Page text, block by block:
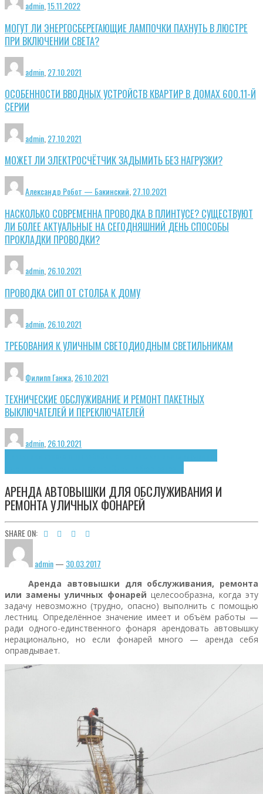
admin 15.11.2022
МОГУТ ЛИ ЭНЕРГОСБЕРЕГАЮЩИЕ ЛАМПОЧКИ ПАХНУТЬ В ЛЮСТРЕ
ПРИ ВКЛЮЧЕНИИ СВЕТА?
admin 27.10.2021
ОСОБЕННОСТИ ВВОДНЫХ УСТРОЙСТВ КВАРТИР В ДОМАХ 600.11-Й
СЕРИИ
admin 27.10.2021
МОЖЕТ ЛИ ЭЛЕКТРОСЧЁТЧИК ЗАДЫМИТЬ БЕЗ НАГРУЗКИ?
Александр Робот — Бакинский,27.10.2021
НАСКОЛЬКО СОВРЕМЕННА ПРОВОДКА В ПЛИНТУСЕ? СУЩЕСТВУЮТ
ЛИ БОЛЕЕ АКТУАЛЬНЫЕ НА СЕГОДНЯШНИЙ ДЕНЬ СПОСОБЫ
ПРОКЛАДКИ ПРОВОДКИ?
admin 26.10.2021
ПРОВОДКА СИП ОТ СТОЛБА К ДОМУ
admin 26.10.2021
ТРЕБОВАНИЯ К УЛИЧНЫМ СВЕТОДИОДНЫМ СВЕТИЛЬНИКАМ
Филипп Ганжа 26.10.2021
ТЕХНИЧЕСКИЕ ОБСЛУЖИВАНИЕ И РЕМОНТ ПАКЕТНЫХ
ВЫКЛЮЧАТЕЛЕЙ И ПЕРЕКЛЮЧАТЕЛЕЙ
admin,26.10.2021
АРЕНДА АВТОВЫШКИ ДЛЯ ОБСЛУЖИВАНИЯ И
РЕМОНТА УЛИЧНЫХ ФОНАРЕЙ
SHARE ON:
admin— 30.03.2017
Аренда автовышки для обслуживания, ремонта
или замены уличных фонарей целесообразна, когда эту
задачу невозможно (трудно, опасно) выполнить с помощью
лестниц. Определённое значение имеет и объём работы —
ради одного-единственного фонаря арендовать автовышку
нерационально, но если фонарей много — аренда себя
оправдывает.